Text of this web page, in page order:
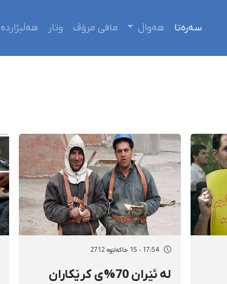
سەرەتا هەواڵ مافی مرۆڤ وتار هەڵبژاردە
17:54 - 15 خاکەلێوه 2712
لە ئێران 70%ی كرێكاران